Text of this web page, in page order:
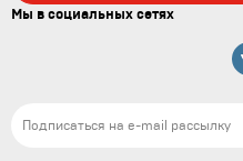
Мы в социальных сетях